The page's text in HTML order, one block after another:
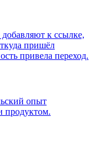
к ссылке,
пришёл
привела переход.
опыт
продуктом.